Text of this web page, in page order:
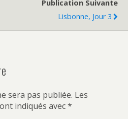
Publication Suivante
Lisbonne, Jour 3
sera pas publiée. Les
indiqués avec*